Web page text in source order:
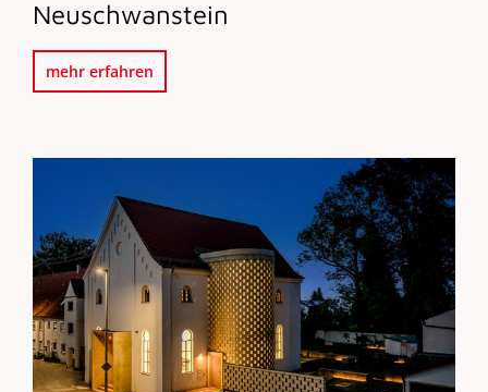
Neuschwanstein
mehr erfahren